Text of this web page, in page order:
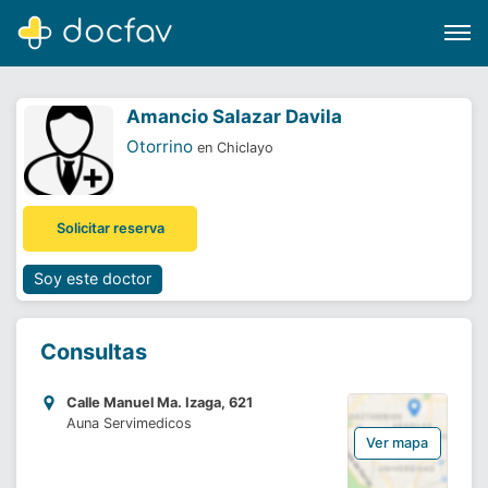
Software para clínicas
¿Eres un doctor?
Amancio Salazar Davila
Otorrino en Chiclayo
Solicitar reserva
Soy este doctor
Consultas
Calle Manuel Ma. Izaga, 621
Auna Servimedicos
Ver mapa